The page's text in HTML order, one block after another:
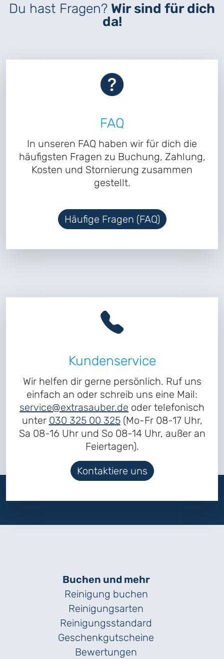
Du hast Fragen? Wir sind für dich
da!
FAQ
In unseren FAQ haben wir für dich die
häufigsten Fragen zu Buchung, Zahlung,
Kosten und Stornierung zusammen
gestellt.
Häufige Fragen (FAQ)
Kundenservice
Wir helfen dir gerne persönlich. Ruf uns
einfach an oder schreib uns eine Mail:
service@extrasauber.de oder telefonisch
unter 030 325 00 325(Mo-Fr 08-17 Uhr,
Sa 08-16 Uhr und So 08-14 Uhr, außer an
Feiertagen).
Kontaktiere uns
Buchen und mehr
Reinigung buchen
Reinigungsarten
Reinigungs­standard
Geschenk­gutscheine
Bewertungen